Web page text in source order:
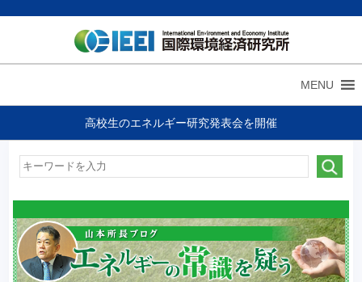
MENU
高校生のエネルギー研究発表会を開催